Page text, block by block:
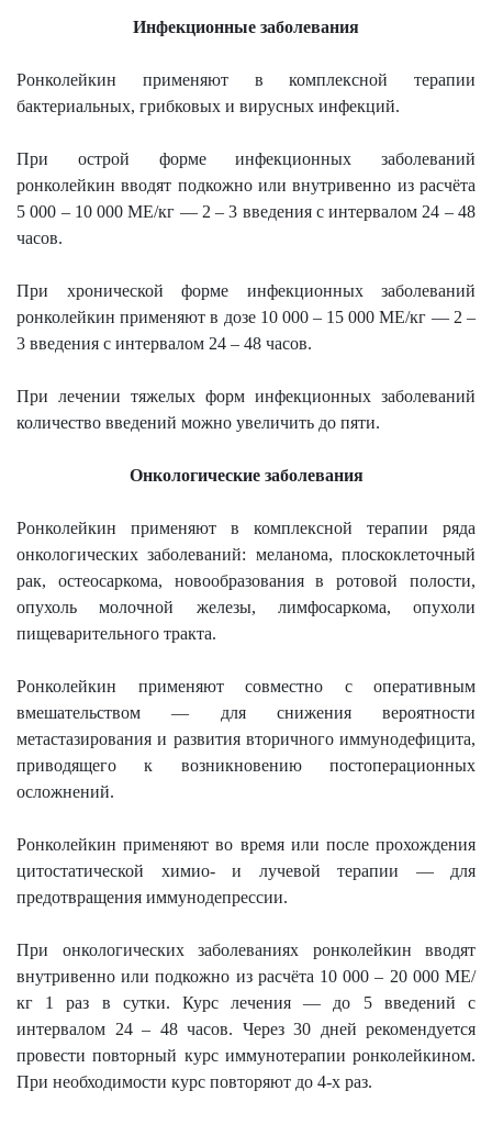
Инфекционные заболевания
Ронколейкин применяют в комплексной терапии
бактериальных, грибковых и вирусных инфекций.
При острой форме инфекционных заболеваний
ронколейкин вводят подкожно или внутривенно из расчёта
5 000 – 10 000 МЕ/кг — 2 – 3 введения с интервалом 24 – 48
часов.
При хронической форме инфекционных заболеваний
ронколейкин применяют в дозе 10 000 – 15 000 МЕ/кг — 2 –
3 введения с интервалом 24 – 48 часов.
При лечении тяжелых форм инфекционных заболеваний
количество введений можно увеличить до пяти.
Онкологические заболевания
Ронколейкин применяют в комплексной терапии ряда
онкологических заболеваний: меланома, плоскоклеточный
рак, остеосаркома, новообразования в ротовой полости,
опухоль молочной железы, лимфосаркома, опухоли
пищеварительного тракта.
Ронколейкин применяют совместно с оперативным
вмешательством — для снижения вероятности
метастазирования и развития вторичного иммунодефицита,
приводящего к возникновению постоперационных
осложнений.
Ронколейкин применяют во время или после прохождения
цитостатической химио- и лучевой терапии — для
предотвращения иммунодепрессии.
При онкологических заболеваниях ронколейкин вводят
внутривенно или подкожно из расчёта 10 000 – 20 000 МЕ/
кг 1 раз в сутки. Курс лечения — до 5 введений с
интервалом 24 – 48 часов. Через 30 дней рекомендуется
провести повторный курс иммунотерапии ронколейкином.
При необходимости курс повторяют до 4-х раз.